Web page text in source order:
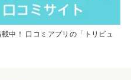
中！ 口コミアプリの「トリビュ